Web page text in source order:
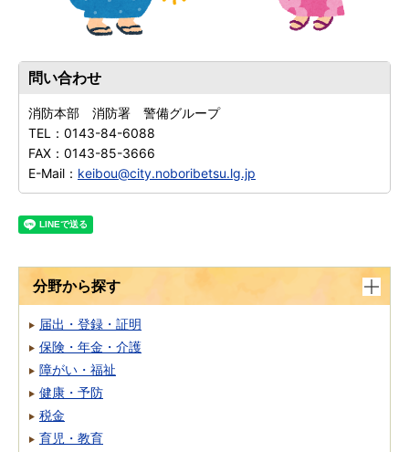
問い合わせ
消防本部 消防署 警備グループ
TEL： 0143-84-6088
FAX： 0143-85-3666
E-Mail： keibou@city.noboribetsu.lg.jp
分野から探す
届出・登録・証明
保険・年金・介護
障がい・福祉
健康・予防
税金
育児・教育